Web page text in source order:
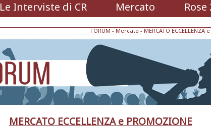
Le Interviste di CR Mercato Rose
FORUM - Mercato - MERCATO ECCELLENZA
MERCATO ECCELLENZA e PROMOZIONE